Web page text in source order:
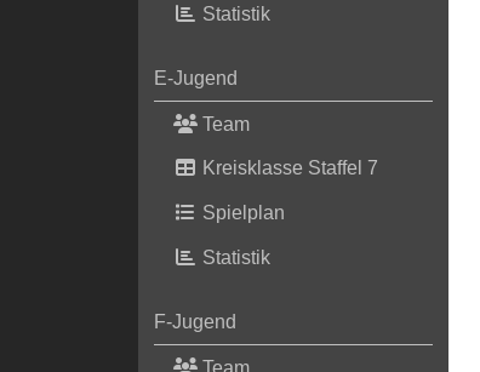
Statistik
E-Jugend
Team
Kreisklasse Staffel 7
Spielplan
Statistik
F-Jugend
Team